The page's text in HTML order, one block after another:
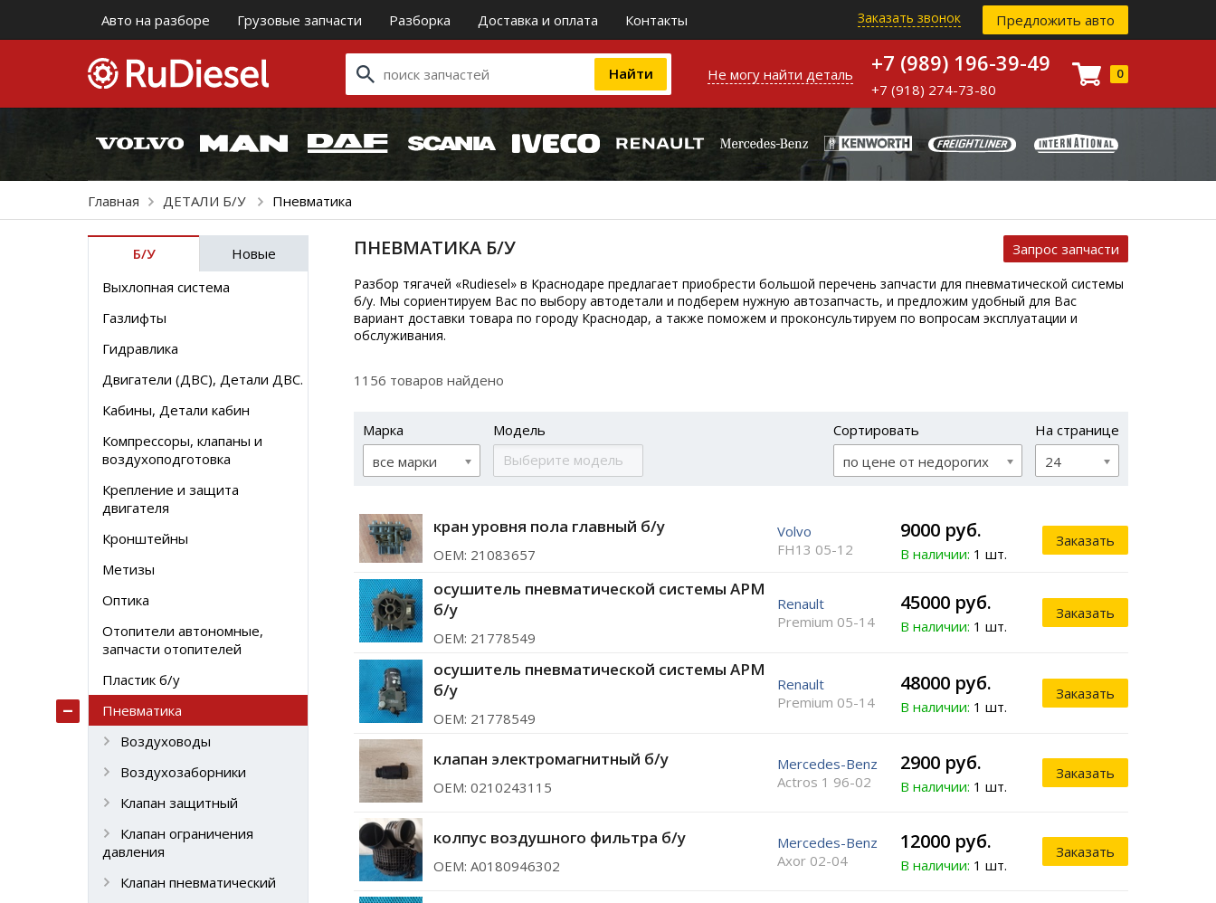
Авто на разборе Грузовые запчасти Разборка Доставка и оплата Контакты Заказать звонок Предложить авто
Не могу найти деталь +7 (989) 196-39-49
+7 (918) 274-73-80
0
Главная ДЕТАЛИ Б/У Пневматика
Б/У
Новые
Выхлопная система
Газлифты
Гидравлика
Двигатели (ДВС), Детали ДВС.
Кабины, Детали кабин
Компрессоры, клапаны и
воздухоподготовка
Крепление и защита
двигателя
Кронштейны
Метизы
Оптика
Отопители автономные,
запчасти отопителей
Пластик б/у
Пневматика
Воздуховоды
Воздухозаборники
Клапан защитный
Клапан ограничения
давления
Клапан пневматический
ПНЕВМАТИКА Б/У Запрос запчасти
Разбор тягачей «Rudiesel» в Краснодаре предлагает приобрести большой перечень запчасти для пневматической системы
б/у. Мы сориентируем Вас по выбору автодетали и подберем нужную автозапчасть, и предложим удобный для Вас
вариант доставки товара по городу Краснодар, а также поможем и проконсультируем по вопросам эксплуатации и
обслуживания.
1156 товаров найдено
Марка
все марки
Модель
Сортировать
по цене от недорогих
На странице
24
кран уровня пола главный б/у
ОЕМ: 21083657
Volvo
FH13 05-12
9000 руб.
В наличии: 1 шт.
Заказать
осушитель пневматической системы APM
б/у
ОЕМ: 21778549
Renault
Premium 05-14
45000 руб.
В наличии: 1 шт.
Заказать
осушитель пневматической системы APM
б/у
ОЕМ: 21778549
Renault
Premium 05-14
48000 руб.
В наличии: 1 шт.
Заказать
клапан электромагнитный б/у
ОЕМ: 0210243115
Mercedes-Benz
Actros 1 96-02
2900 руб.
В наличии: 1 шт.
Заказать
колпус воздушного фильтра б/у
ОЕМ: A0180946302
Mercedes-Benz
Axor 02-04
12000 руб.
В наличии: 1 шт.
Заказать